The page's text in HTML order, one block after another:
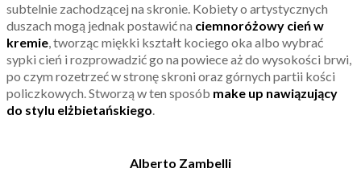
subtelnie zachodzącej na skronie. Kobiety o artystycznych
duszach mogą jednak postawić na ciemnoróżowy cień w
kremie, tworząc miękki kształt kociego oka albo wybrać
sypki cień i rozprowadzić go na powiece aż do wysokości brwi,
po czym rozetrzeć w stronę skroni oraz górnych partii kości
policzkowych. Stworzą w ten sposób make up nawiązujący
do stylu elżbietańskiego.
Alberto Zambelli